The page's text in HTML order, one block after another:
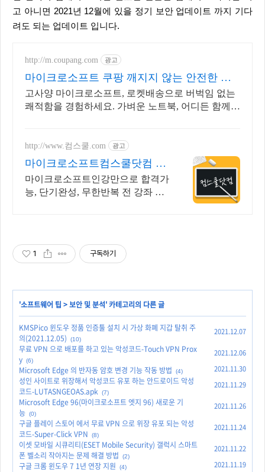
고 아니면 2021년 12월에 있을 정기 보안 업데이트 까지 기다
려도 되는 업데이트 입니다.
http://m.coupang.com 광고
마이크로소프트 쿠팡 깨지지 않는 안전한 배
송
고사양 마이크로소프트, 로켓배송으로 버벅임 없는
쾌적함을 경험하세요. 가벼운 노트북, 어디든 함께!
http://www.컴스쿨.com 광고
마이크로소프트컴스쿨닷컴 당
일 신청&결제시 기프티콘!
마이크로소프트인강만으로 합격가
능, 단기완성, 무한반복 전 강좌 스
1 구독하기
'소프트웨어 팁 >보안 및 분석' 카테고리의 다른 글
KMSPico 윈도우 정품 인증툴 설치 시 가상 화폐 지갑 탈취 주
의(2021.12.05)
(10)
2021.12.07
무료 VPN 으로 배포를 하고 있는 악성코드-Touch VPN Prox
y (6)
2021.12.06
Microsoft Edge 의 반자동 암호 변경 기능 작동 방법 (4) 2021.11.30
성인 사이트로 위장해서 악성코드 유포 하는 안드로이드 악성
코드-LUTASNGEOAS.apk (7)
2021.11.29
Microsoft Edge 96(마이크로소프트 엣지 96) 새로운 기
능 (0)
2021.11.26
구글 플레이 스토어 에서 무료 VPN 으로 위장 유포 되는 악성
코드-Super-Click VPN
(8)
2021.11.24
이셋 모바일 시큐리티(ESET Mobile Security) 갤럭시 스마트
폰 벨소리 작아지는 문제 해결 방법
(2)
2021.11.22
구글 크롬 윈도우 7 1년 연장 지원 (4) 2021.11.19